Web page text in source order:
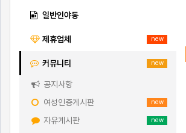
일반인야동
제휴업체 new
커뮤니티 new
공지사항
new
여성인증게시판
new
자유게시판